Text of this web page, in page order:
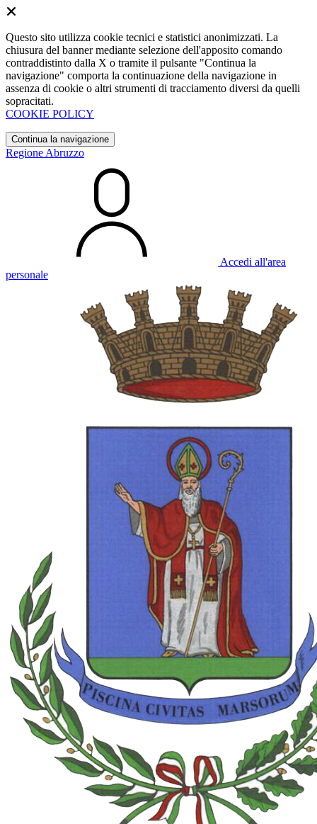
Questo sito utilizza cookie tecnici e statistici anonimizzati. La
chiusura del banner mediante selezione dell'apposito comando
contraddistinto dalla X o tramite il pulsante "Continua la
navigazione" comporta la continuazione della navigazione in
assenza di cookie o altri strumenti di tracciamento diversi da quelli
sopracitati.
COOKIE POLICY
Continua la navigazione
Regione Abruzzo
Accedi all'area
personale